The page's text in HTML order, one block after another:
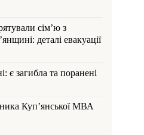
сім’ю з
деталі евакуації
є загибла та поранені
Купʼянської МВА